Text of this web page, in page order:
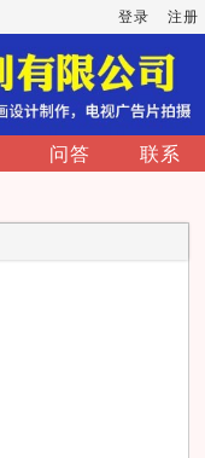
登录 注册
问答 联系